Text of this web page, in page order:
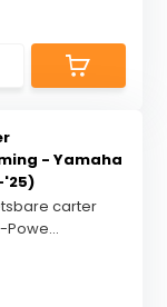
- Yamaha
'25)
carter